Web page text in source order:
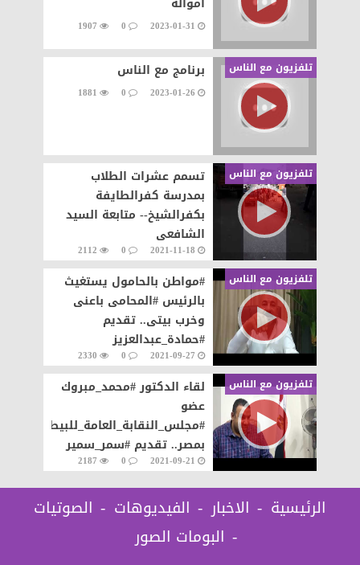
2023-01-31
0
1907
تلفزيون مع الناس برنامج مع الناس
2023-01-26
0
1881
تلفزيون مع الناس
تسمم عشرات الطلاب
بمدرسة كفرالطايفة
بكفرالشيخ-- متابعة السيد
الشافعى
2021-11-18
0
2112
تلفزيون مع الناس
#مواطن بالحامول يستغيث
بالرئيس #المحامى باعنى
وخرب بيتى.. تقديم
#حمادة_عبدالعزيز
2021-09-27
0
2330
تلفزيون مع الناس
لقاء الدكتور #محمد_مبروك
عضو
#مجلس_النقابة_العامة_للبيطريين
بمصر.. تقديم #سمر_سمير
2021-09-21
0
2187
الرئيسية الاخبار الفيديوهات
الصوتيات
البومات الصور